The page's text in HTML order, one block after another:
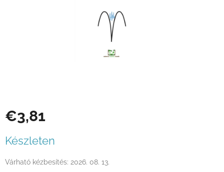
€3,81
Készleten
Várható kézbesítés: 2026. 08. 13.